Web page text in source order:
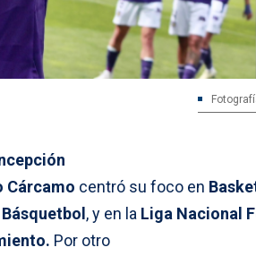
Cárcamo centró su foco en
Básquetbol, y en la Liga Nacional
Por otro